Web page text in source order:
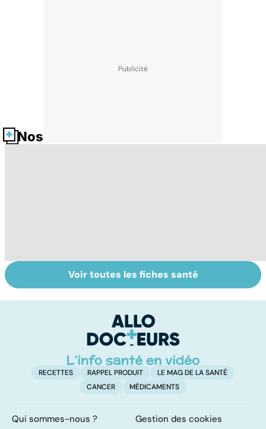
Nos fiches santé
Nécrose : quand
les tissus
Le magnésium,
un oligo-élément
Voir toutes les fiches santé
RECETTES RAPPEL PRODUIT
LE MAG DE LA SANTÉ
CANCER
MÉDICAMENTS
Qui sommes-nous ?
Gestion des cookies